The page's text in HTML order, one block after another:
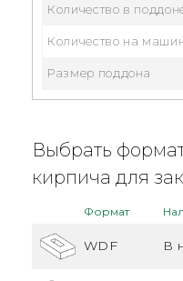
Количество в
Количество на
Размер поддона
Выбрать
кирпича для
Формат
WDF В